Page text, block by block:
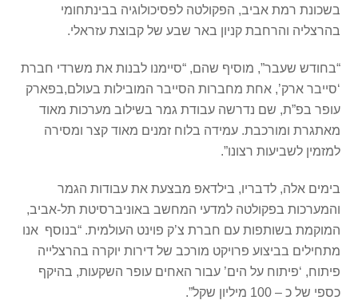
בשכונת רמת אביב, הפקולטה לפסיכולוגיה בבינתחומי
בהרצליה והרחבת קניון באר שבע של קבוצת עזראלי.
“בחודש שעבר”, מוסיף שהם, “סיימנו לבנות את משרדי חברת
‘סייבר ארק’, אחת מחברות הסייבר המובילות בעולם,בפארק
עופר בפ”ת, שם נדרשה עבודת גמר בשילוב מערכות מאוד
מאתגרת ומורכבת. עמידה בלוח זמנים מאוד קצר ומסירה
למזמין לשביעות רצונו”.
בימים אלה, לדבריו, בילדאפ מבצעת את עבודות הגמר
והמערכות בפקולטה למדעי המחשב באוניברסיטת תל-אביב,
המוקמת בשותפות עם חברת צ’ק פוינט העולמית. “בנוסף אנו
מתחילים בביצוע פרויקט מורכב של דירות יוקרה בהרצלייה
פיתוח, ‘פיתוח על הים’ עבור האחים עופר השקעות, בהיקף
כספי של כ – 100 מיליון שקל”.